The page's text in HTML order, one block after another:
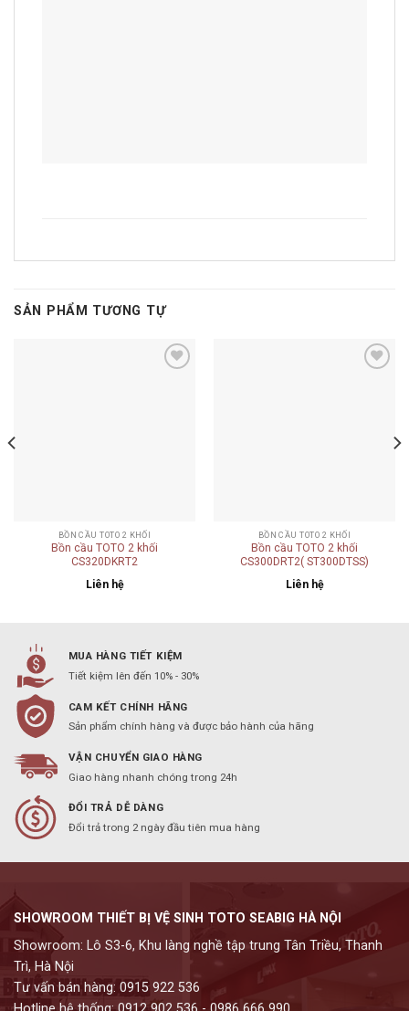
SẢN PHẨM TƯƠNG TỰ
BỒN CẦU TOTO 2 KHỐI
Bồn cầu TOTO 2 khối
CS320DKRT2
Liên hệ
BỒN CẦU TOTO 2 KHỐI
Bồn cầu TOTO 2 khối
CS300DRT2( ST300DTSS)
Liên hệ
MUA HÀNG TIẾT KIỆM
Tiết kiệm lên đến 10% - 30%
CAM KẾT CHÍNH HÃNG
Sản phẩm chính hàng và được bảo hành của hãng
VẬN CHUYỂN GIAO HÀNG
Giao hàng nhanh chóng trong 24h
ĐỔI TRẢ DỄ DÀNG
Đổi trả trong 2 ngày đầu tiên mua hàng
SHOWROOM THIẾT BỊ VỆ SINH TOTO SEABIG HÀ NỘI
Showroom: Lô S3-6, Khu làng nghề tập trung Tân Triều, Thanh
Trì, Hà Nội
Tư vấn bán hàng: 0915 922 536